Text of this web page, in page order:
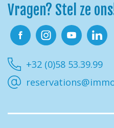
Vragen? Stel ze
+32 (0)58 53.39.99